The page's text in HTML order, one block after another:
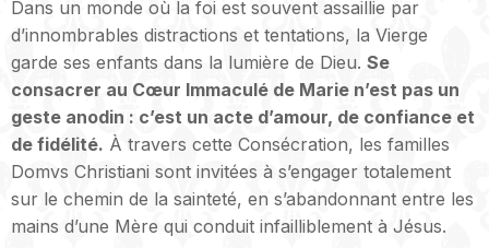
Dans un monde où la foi est souvent assaillie par
d’innombrables distractions et tentations, la Vierge
garde ses enfants dans la lumière de Dieu. Se
consacrer au Cœur Immaculé de Marie n’est pas un
geste anodin : c’est un acte d’amour, de confiance et
de fidélité. À travers cette Consécration, les familles
Domvs Christiani sont invitées à s’engager totalement
sur le chemin de la sainteté, en s’abandonnant entre les
mains d’une Mère qui conduit infailliblement à Jésus.